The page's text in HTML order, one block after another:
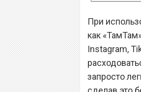
При
как
Instagram,
запросто